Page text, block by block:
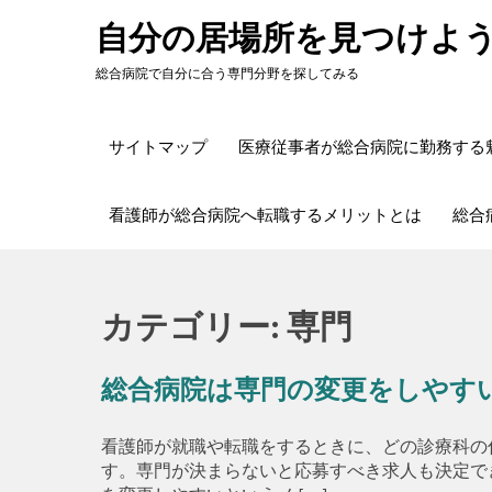
自分の居場所を見つけよ
総合病院で自分に合う専門分野を探してみる
サイトマップ 医療従事者が総合病院に勤務する
看護師が総合病院へ転職するメリットとは 総合
カテゴリー: 専門
総合病院は専門の変更をしやす
看護師が就職や転職をするときに、どの診療科
す。専門が決まらないと応募すべき求人も決定